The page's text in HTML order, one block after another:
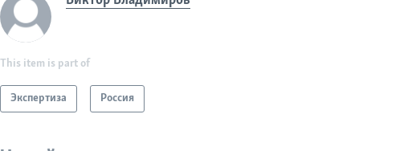
This item is part of
Экспертиза Россия